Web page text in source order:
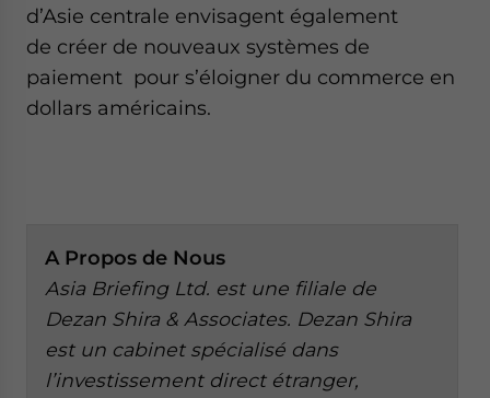
d’Asie centrale envisagent également
de créer de nouveaux systèmes de
paiement pour s’éloigner du commerce en
dollars américains.
A Propos de Nous
Asia Briefing Ltd. est une filiale de
Dezan Shira & Associates. Dezan Shira
est un cabinet spécialisé dans
l’investissement direct étranger,